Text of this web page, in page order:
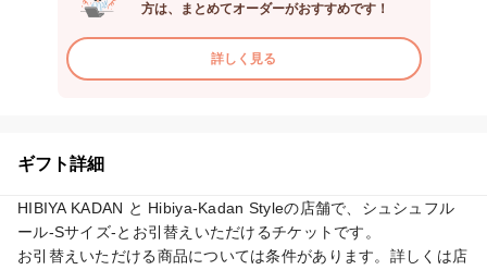
方は、まとめてオーダーがおすすめです！
詳しく見る
ギフト詳細
HIBIYA KADAN と Hibiya-Kadan Styleの店舗で、シュシュフル
ール-Sサイズ-とお引替えいただけるチケットです。
お引替えいただける商品については条件があります。詳しくは店